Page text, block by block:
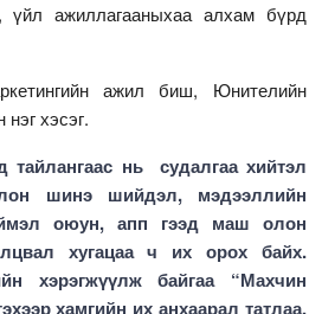
үйл ажиллагааныхаа алхам бүрд
ажил биш, Юнителийн
нэг хэсэг.
тайлангаас нь судалгаа хийтэл
шинэ шийдэл, мэдээллийн
оюун, апп гээд маш олон
хугацаа ч их орох байх.
хэрэгжүүлж байгаа “Махчин
хамгийн их анхаарал татлаа.